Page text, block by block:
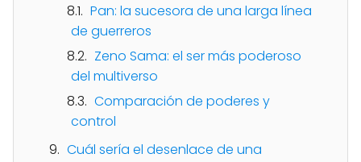
Pan: la sucesora de una larga línea
de guerreros
Zeno Sama: el ser más poderoso
del multiverso
Comparación de poderes y
control
Cuál sería el desenlace de una